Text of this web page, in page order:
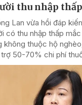
thu nhập thấp
Lan vừa hồi đáp
có thu nhập thấp
không thuộc hộ
50-70% chi phí